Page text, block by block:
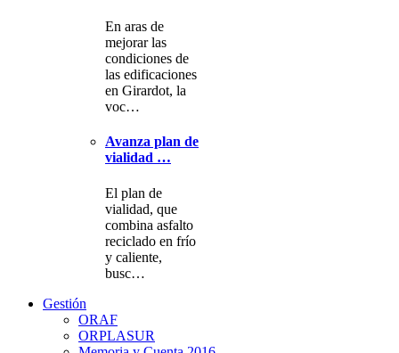
En aras de
mejorar las
condiciones de
las edificaciones
en Girardot, la
voc…
Avanza plan de
vialidad …
El plan de
vialidad, que
combina asfalto
reciclado en frío
y caliente,
busc…
Gestión
ORAF
ORPLASUR